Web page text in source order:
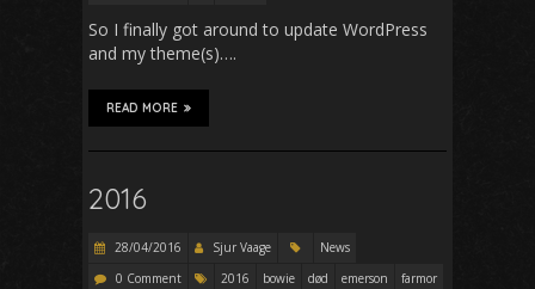
So I finally got around to update WordPress
and my theme(s)….
READ MORE
2016
28/04/2016 Sjur Vaage
News
0 Comment
2016 bowie død emerson
farmor